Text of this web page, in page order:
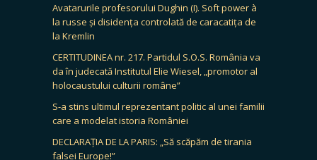
Avatarurile profesorului Dughin (I). Soft power à
la russe și disidența controlată de caracatița de
la Kremlin
CERTITUDINEA nr. 217. Partidul S.O.S. România va
da în judecată Institutul Elie Wiesel, „promotor al
holocaustului culturii române”
S-a stins ultimul reprezentant politic al unei familii
care a modelat istoria României
DECLARAȚIA DE LA PARIS: „Să scăpăm de tirania
falsei Europe!”